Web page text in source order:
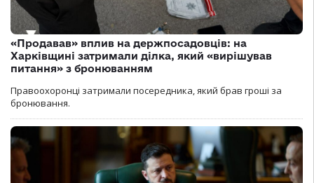
«Продавав» вплив на держпосадовців: на
Харківщині затримали ділка, який «вирішував
питання» з бронюванням
Правоохоронці затримали посередника, який брав гроші за
бронювання.